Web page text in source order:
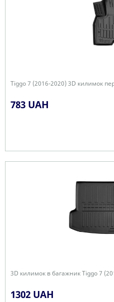
Tiggo 7 (2016-2020) 3D килимок
783 UAH
3D килимок в багажник Tiggo 7
1302 UAH